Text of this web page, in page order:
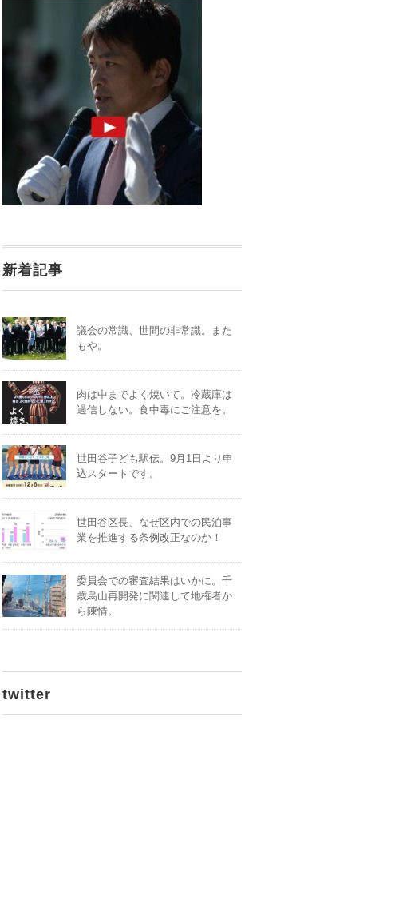
新着記事
議会の常識、世間の非常識。また
もや。
肉は中までよく焼いて。冷蔵庫は
過信しない。食中毒にご注意を。
世田谷子ども駅伝。9月1日より申
込スタートです。
世田谷区長、なぜ区内での民泊事
業を推進する条例改正なのか！
委員会での審査結果はいかに。千
歳烏山再開発に関連して地権者か
ら陳情。
twitter